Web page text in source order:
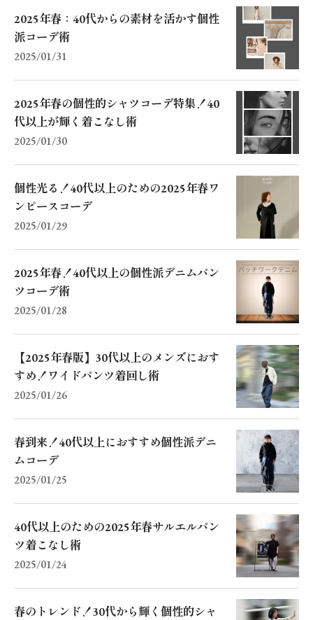
2025年春：40代からの素材を活かす個性
派コーデ術
2025/01/31
2025年春の個性的シャツコーデ特集！40
代以上が輝く着こなし術
2025/01/30
個性光る！40代以上のための2025年春ワ
ンピースコーデ
2025/01/29
2025年春！40代以上の個性派デニムパン
ツコーデ術
2025/01/28
【2025年春版】30代以上のメンズにおす
すめ！ワイドパンツ着回し術
2025/01/26
春到来！40代以上におすすめ個性派デニ
ムコーデ
2025/01/25
40代以上のための2025年春サルエルパン
ツ着こなし術
2025/01/24
春のトレンド！30代から輝く個性的シャ